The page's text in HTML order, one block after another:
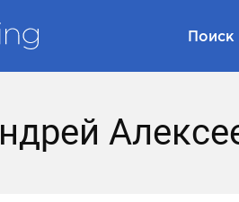
Поиск